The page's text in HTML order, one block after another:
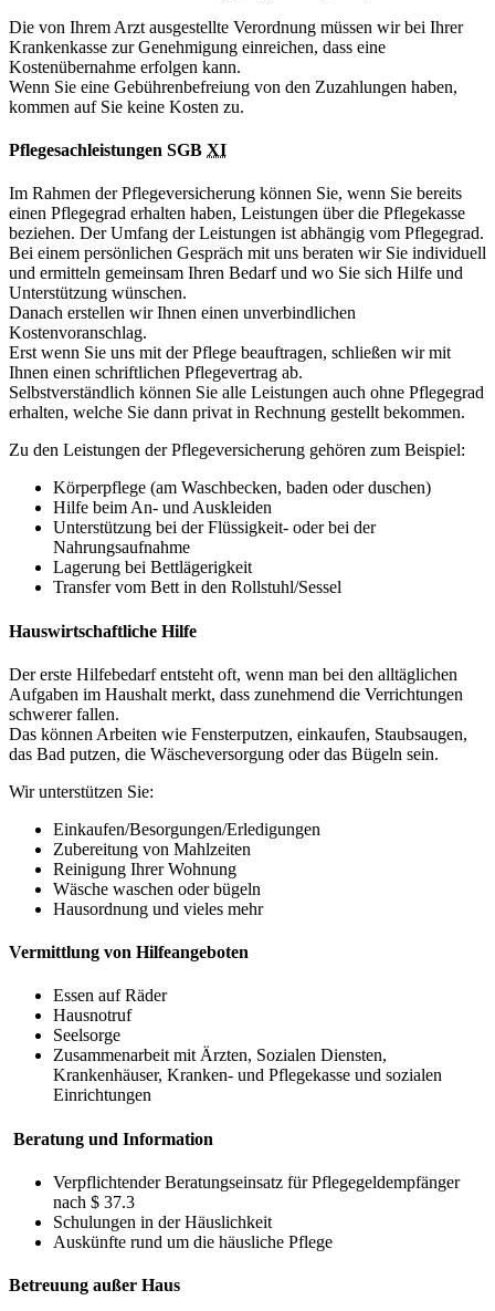
Die von Ihrem Arzt ausgestellte Verordnung müssen wir bei Ihrer
Krankenkasse zur Genehmigung einreichen, dass eine
Kostenübernahme erfolgen kann.
Wenn Sie eine Gebührenbefreiung von den Zuzahlungen haben,
kommen auf Sie keine Kosten zu.
Pflegesachleistungen SGB XI
Im Rahmen der Pflegeversicherung können Sie, wenn Sie bereits
einen Pflegegrad erhalten haben, Leistungen über die Pflegekasse
beziehen. Der Umfang der Leistungen ist abhängig vom Pflegegrad.
Bei einem persönlichen Gespräch mit uns beraten wir Sie individuell
und ermitteln gemeinsam Ihren Bedarf und wo Sie sich Hilfe und
Unterstützung wünschen.
Danach erstellen wir Ihnen einen unverbindlichen
Kostenvoranschlag.
Erst wenn Sie uns mit der Pflege beauftragen, schließen wir mit
Ihnen einen schriftlichen Pflegevertrag ab.
Selbstverständlich können Sie alle Leistungen auch ohne Pflegegrad
erhalten, welche Sie dann privat in Rechnung gestellt bekommen.
Zu den Leistungen der Pflegeversicherung gehören zum Beispiel:
Körperpflege (am Waschbecken, baden oder duschen)
Hilfe beim An- und Auskleiden
Unterstützung bei der Flüssigkeit- oder bei der
Nahrungsaufnahme
Lagerung bei Bettlägerigkeit
Transfer vom Bett in den Rollstuhl/Sessel
Hauswirtschaftliche Hilfe
Der erste Hilfebedarf entsteht oft, wenn man bei den alltäglichen
Aufgaben im Haushalt merkt, dass zunehmend die Verrichtungen
schwerer fallen.
Das können Arbeiten wie Fensterputzen, einkaufen, Staubsaugen,
das Bad putzen, die Wäscheversorgung oder das Bügeln sein.
Wir unterstützen Sie:
Einkaufen/Besorgungen/Erledigungen
Zubereitung von Mahlzeiten
Reinigung Ihrer Wohnung
Wäsche waschen oder bügeln
Hausordnung und vieles mehr
Vermittlung von Hilfeangeboten
Essen auf Räder
Hausnotruf
Seelsorge
Zusammenarbeit mit Ärzten, Sozialen Diensten,
Krankenhäuser, Kranken- und Pflegekasse und sozialen
Einrichtungen
Beratung und Information
Verpflichtender Beratungseinsatz für Pflegegeldempfänger
nach $ 37.3
Schulungen in der Häuslichkeit
Auskünfte rund um die häusliche Pflege
Betreuung außer Haus